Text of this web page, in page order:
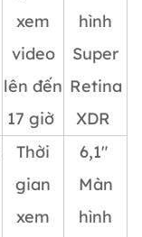
xem
video
lên đến
17 giờ
hình
Super
Retina
XDR
Thời
gian
xem
6,1″
Màn
hình